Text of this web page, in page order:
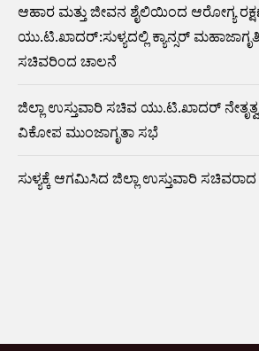
ಆಹಾರ ಮತ್ತು ಜೀವನ ಶೈಲಿಯಿಂದ ಆರೋಗ್ಯ
ಯು.ಟಿ.ಖಾದರ್:ಸುಳ್ಯದಲ್ಲಿ ಕ್ಯಾನ್ಸರ್
ಸಚಿವರಿಂದ ಚಾಲನೆ
ಜಿಲ್ಲಾ ಉಸ್ತುವಾರಿ ಸಚಿವ ಯು.ಟಿ.ಖಾದರ್
ವಿಕೋಪ ಮುಂಜಾಗೃತಾ ಸಭೆ
ಸುಳ್ಯಕ್ಕೆ ಆಗಮಿಸಿದ ಜಿಲ್ಲಾ ಉಸ್ತುವಾರಿ